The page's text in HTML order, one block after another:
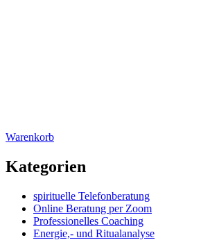
Warenkorb
Kategorien
spirituelle Telefonberatung
Online Beratung per Zoom
Professionelles Coaching
Energie,- und Ritualanalyse